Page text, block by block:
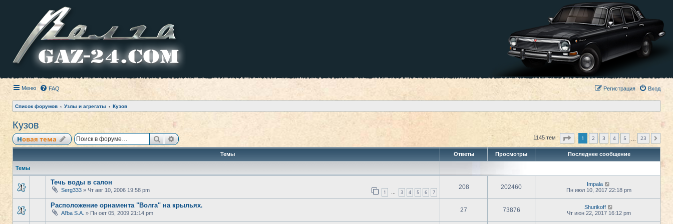
Меню FAQ Вход
Регистрация
Список форумов Узлы и агрегаты Кузов
Кузов
Новая тема ПоискРасширенный поиск 1145 тем Страница из23
1 2 3 4 5 23
Темы Ответы Просмотры Последнее сообщение
Темы
Течь воды в салон
Serg333 » Чт авг 10, 2006 19:58 pm 1 … 3 4 5 6 7
208 202460
Impala
Пн июл 10, 2017 22:18 pm
Расположение орнамента "Волга" на крыльях.
Al'ba S.A. » Пн окт 05, 2009 21:14 pm 27 73876
Shurikoff
Чт июн 22, 2017 16:12 pm